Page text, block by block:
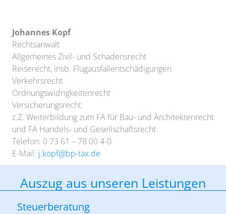
Johannes Kopf
Rechtsanwalt
Allgemeines Zivil- und Schadensrecht
Reiserecht, insb. Flugausfallentschädigungen
Verkehrsrecht
Ordnungswidrigkeitenrecht
Versicherungsrecht
z.Z. Weiterbildung zum FA für Bau- und Architektenrecht
und FA Handels- und Gesellschaftsrecht
Telefon: 0 73 61 – 78 00 4-0
E-Mail: j.kopf@bp-tax.de
Auszug aus unseren Leistungen
Steuerberatung